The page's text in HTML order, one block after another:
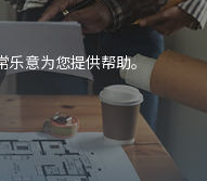
乐意为您提供帮助。